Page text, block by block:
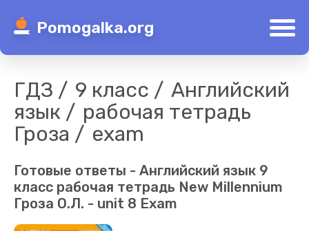
Pomogalka.org
ГДЗ 9 класс
Английский
язык
рабочая тетрадь
Гроза
exam
Готовые ответы - Английский язык 9
класс рабочая тетрадь New Millennium
Гроза О.Л. - unit 8 Exam